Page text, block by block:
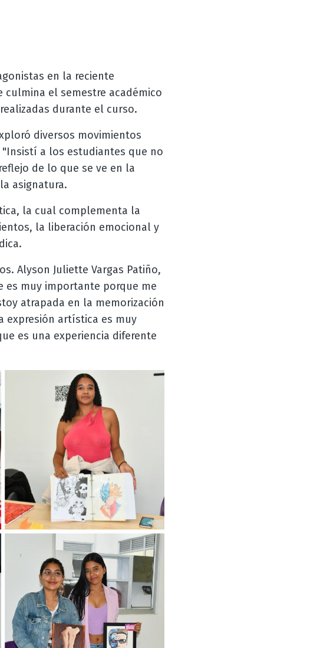
en la reciente
culmina el semestre académico
durante el curso.
diversos movimientos
a los estudiantes que no
de lo que se ve en la
asignatura.
la cual complementa la
la liberación emocional y
Alyson Juliette Vargas Patiño,
es muy importante porque me
atrapada en la memorización
expresión artística es muy
es una experiencia diferente